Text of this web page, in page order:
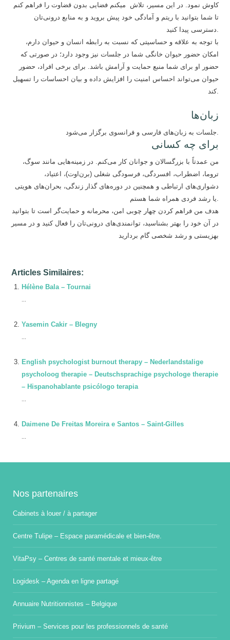
کاوش نمود. در این مسیر، تلاش میکنم‌ فضایی بدون قضاوت را فراهم کنم
تا شما بتوانید با ریتم و آمادگی خود پیش بروید و به منابع درونی‌تان
با توجه به علاقه و حساسیتی که نسبت به رابطه انسان و حیوان دارم،
امکان حضور حیوان خانگی شما در جلسات نیز وجود دارد؛ در صورتی که
حضور او برای شما منبع حمایت و آرامش باشد. برای برخی افراد، حضور
حیوان می‌تواند احساس امنیت را افزایش داده و بیان احساسات را تسهیل
کند.
زبان‌ها
برای چه کسانی
من عمدتاً با بزرگسالان و جوانان کار می‌کنم. در زمینه‌هایی مانند سوگ،
تروما، اضطراب، افسردگی، فرسودگی شغلی (برن‌اوت)، اعتیاد،
دشواری‌های ارتباطی و همچنین در دوره‌های گذار زندگی، بحران‌های هویتی
هدف من فراهم کردن چهار چوبی امن، محرمانه و حمایت‌گر است تا بتوانید
در آن خود را بهتر بشناسید، توانمندی‌های درونی‌تان را فعال کنید و در مسیر
بهزیستی و رشد شخصی گام بردارید
Articles Similaires:
Hélène Bala – Tournai
Yasemin Cakir – Blegny
English psychologist burnout therapy – Nederlandstalige
psycholoog therapie – Deutschsprachige psychologe therapie
– Hispanohablante psicólogo terapia
Daimene De Freitas Moreira e Santos – Saint-Gilles
Nos partenaires
Cabinets à louer / à partager
Centre Tulipe – Espace paramédicale et bien-être.
VitaPsy – Centres de santé mentale et mieux-être
Logidesk – Agenda en ligne partagé
Annuaire Nutritionnistes – Belgique
Privium – Services pour les professionnels de santé